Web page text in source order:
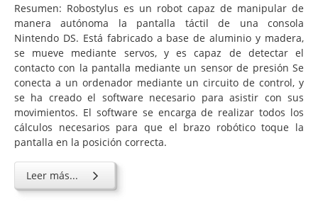
Resumen: Robostylus es un robot capaz de manipular de
manera autónoma la pantalla táctil de una consola
Nintendo DS. Está fabricado a base de aluminio y madera,
se mueve mediante servos, y es capaz de detectar el
contacto con la pantalla mediante un sensor de presión Se
conecta a un ordenador mediante un circuito de control, y
se ha creado el software necesario para asistir con sus
movimientos. El software se encarga de realizar todos los
cálculos necesarios para que el brazo robótico toque la
pantalla en la posición correcta.
Leer más...